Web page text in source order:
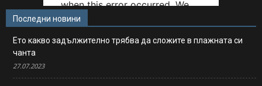
Последни новини
Ето какво задължително трябва да сложите в плажната си
чанта
27.07.2023